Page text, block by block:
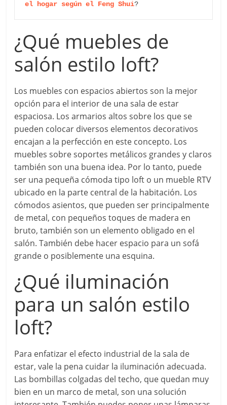
el hogar según el Feng Shui?
¿Qué muebles de
salón estilo loft?
Los muebles con espacios abiertos son la mejor
opción para el interior de una sala de estar
espaciosa. Los armarios altos sobre los que se
pueden colocar diversos elementos decorativos
encajan a la perfección en este concepto. Los
muebles sobre soportes metálicos grandes y claros
también son una buena idea. Por lo tanto, puede
ser una pequeña cómoda tipo loft o un mueble RTV
ubicado en la parte central de la habitación. Los
cómodos asientos, que pueden ser principalmente
de metal, con pequeños toques de madera en
bruto, también son un elemento obligado en el
salón. También debe hacer espacio para un sofá
grande o posiblemente una esquina.
¿Qué iluminación
para un salón estilo
loft?
Para enfatizar el efecto industrial de la sala de
estar, vale la pena cuidar la iluminación adecuada.
Las bombillas colgadas del techo, que quedan muy
bien en un marco de metal, son una solución